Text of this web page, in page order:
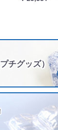
チグッズ）